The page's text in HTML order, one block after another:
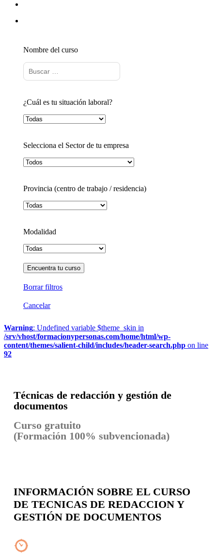
Nombre del curso
¿Cuál es tu situación laboral?
Selecciona el Sector de tu empresa
Provincia (centro de trabajo / residencia)
Modalidad
Borrar filtros
Cancelar
Warning: Undefined variable $theme_skin in
/srv/vhost/formacionypersonas.com/home/html/wp-
content/themes/salient-child/includes/header-search.php on line
92
Técnicas de redacción y gestión de
documentos
Curso gratuito
(Formación 100% subvencionada)
INFORMACIÓN SOBRE EL CURSO
DE TECNICAS DE REDACCION Y
GESTIÓN DE DOCUMENTOS